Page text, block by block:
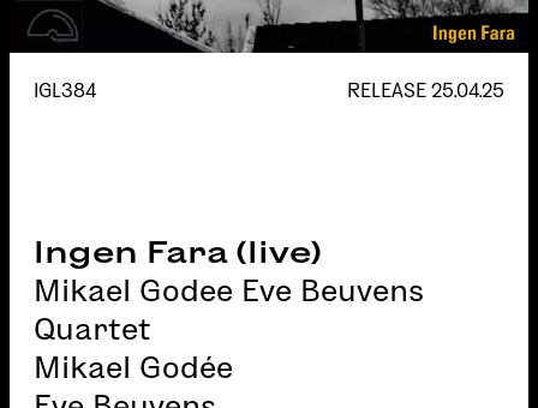
IGL384 RELEASE 25.04.25
Ingen Fara (live)
Mikael Godee Eve Beuvens
Quartet
Mikael Godée